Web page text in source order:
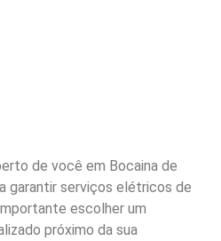
de você em Bocaina de
garantir serviços elétricos de
escolher um
próximo da sua